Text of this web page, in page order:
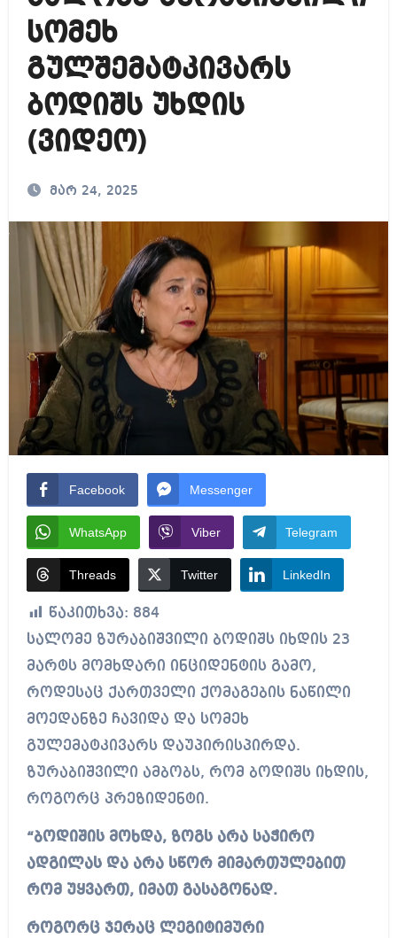
სომეხ
გულშემატკივარს
ბოდიშს უხდის
(ვიდეო)
მარ 24, 2025
Facebook Messenger
WhatsApp Viber Telegram
Threads Twitter LinkedIn
წაკითხვა: 884
სალომე ზურაბიშვილი ბოდიშს იხდის 23
მარტს მომხდარი ინციდენტის გამო,
როდესაც ქართველი ქომაგების ნაწილი
მოედანზე ჩავიდა და სომეხ
გულემატკივარს დაუპირისპირდა.
ზურაბიშვილი ამბობს, რომ ბოდიშს იხდის,
როგორც პრეზიდენტი.
“ბოდიშის მოხდა, ზოგს არა საჭირო
ადგილას და არა სწორ მიმართულებით
რომ უყვართ, იმათ გასაგონად.
როგორც ჯერაც ლეგიტიმური